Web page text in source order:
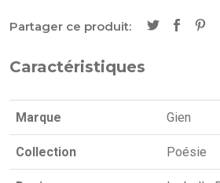
Partager ce produit:
Caractéristiques
Marque Gien
Collection Poésie